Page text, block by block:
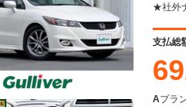
ト/
支払総
69
Aプラ